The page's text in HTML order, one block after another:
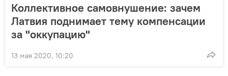
Коллективное самовнушение: зачем
Латвия поднимает тему компенсации
за "оккупацию"
13 мая 2020, 10:20